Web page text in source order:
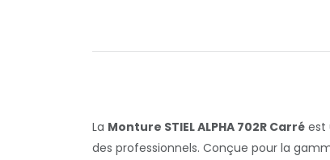
La Monture STIEL ALPHA 702R Carré est
des professionnels. Conçue pour la